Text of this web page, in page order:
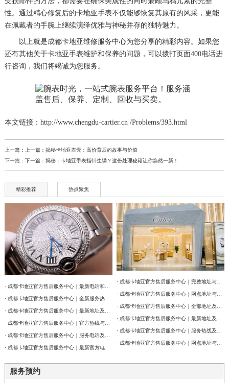
性。通过精心修复后的卡地亚手表不仅能够恢复其原有的风采，更能
在佩戴者的手腕上继续演绎优雅与神秘并存的独特魅力。
以上就是成都卡地亚维修服务中心为您分享的精彩内容。如果您
还有其他关于卡地亚手表维护和保养的问题，可以拨打页面400电话进
行咨询，我们将竭诚为您服务。
本文链接：http://www.chengdu-cartier.cn /Problems/393.html
上一篇：上一篇： 揭秘卡地亚表壳：高价背后的故事与价值
下一篇：下一篇： 揭秘：卡地亚手表指针生锈？这份处理秘籍让你焕然一新！
精彩推荐 热点聚焦
· 成都卡地亚官方售后服务中心｜全新服务热线及门店地址权威信息公告（2026年7月最新）
· 成都卡地亚官方售后服务中心｜官方热线与门店地址权威信息公示（2026年7月最新）
· 成都卡地亚官方售后服务中心｜最新官方电话和维修地址权威信息通告（2026年7月最新）
服务预约